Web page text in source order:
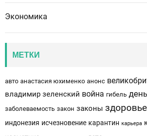
Экономика
МЕТКИ
авто анастасия юхименко анонс
владимир зеленский война гибель
заболеваемость закон законы здоровье
индонезия исчезновение карантин карьера